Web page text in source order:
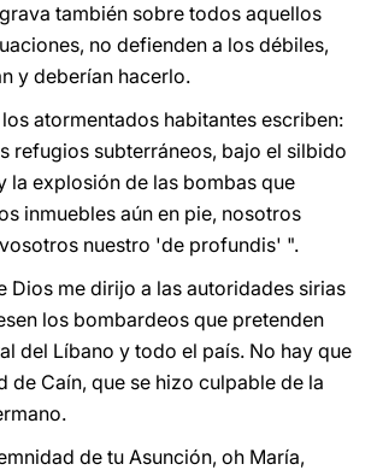
también sobre todos aquellos
no defienden a los débiles,
y deberían hacerlo.
atormentados habitantes escriben:
refugios subterráneos, bajo el silbido
la explosión de las bombas que
inmuebles aún en pie, nosotros
nuestro 'de profundis' ".
Dios me dirijo a las autoridades sirias
los bombardeos que pretenden
del Líbano y todo el país. No hay que
de Caín, que se hizo culpable de la
de tu Asunción, oh María,